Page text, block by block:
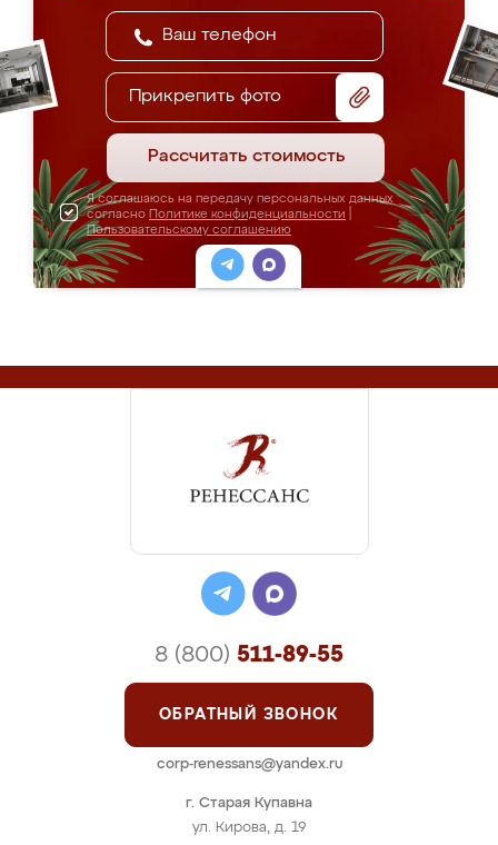
Прикрепить фото
Рассчитать стоимость
Я соглашаюсь на передачу персональных данных
согласно Политике конфиденциальности
Пользовательскому соглашению
г. Старая Купавна
ул. Кирова, д. 19
8 (800) 511-89-55
ОБРАТНЫЙ ЗВОНОК
corp-renessans@yandex.ru